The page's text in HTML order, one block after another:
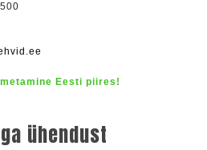
Eesti piires!
ühendust